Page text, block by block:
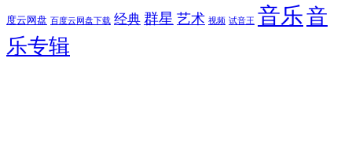
度云网盘 百度云网盘下载 经典 群星 艺术 视频 试音王 音乐音
乐专辑